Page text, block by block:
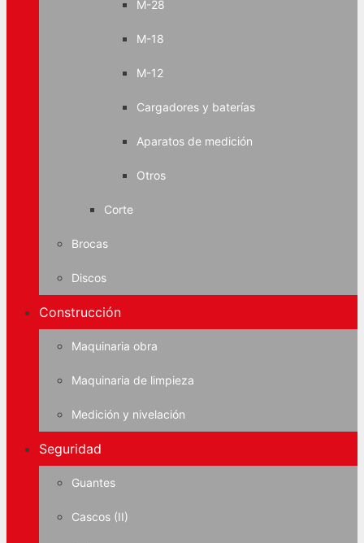
M-28
M-18
M-12
Cargadores y baterías
Aparatos de medición
Otros
Corte
Brocas
Discos
Construcción
Maquinaria obra
Maquinaria de limpieza
Medición y nivelación
Seguridad
Guantes
Cascos (II)